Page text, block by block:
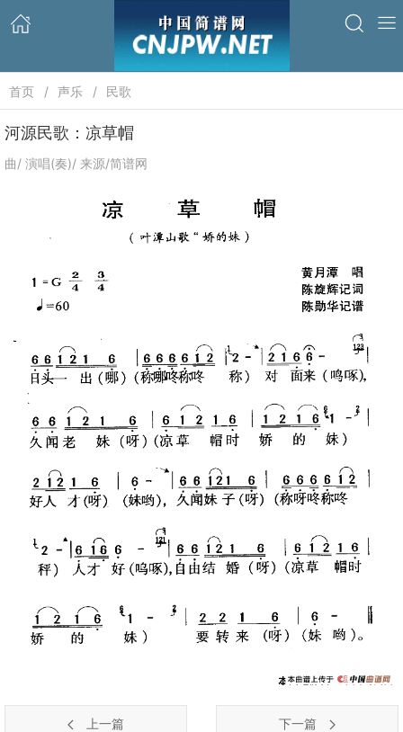
首页 声乐 民歌
河源民歌：凉草帽
曲/ 演唱(奏)/ 来源/简谱网
上一篇 下一篇